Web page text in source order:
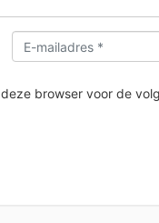
browser voor de